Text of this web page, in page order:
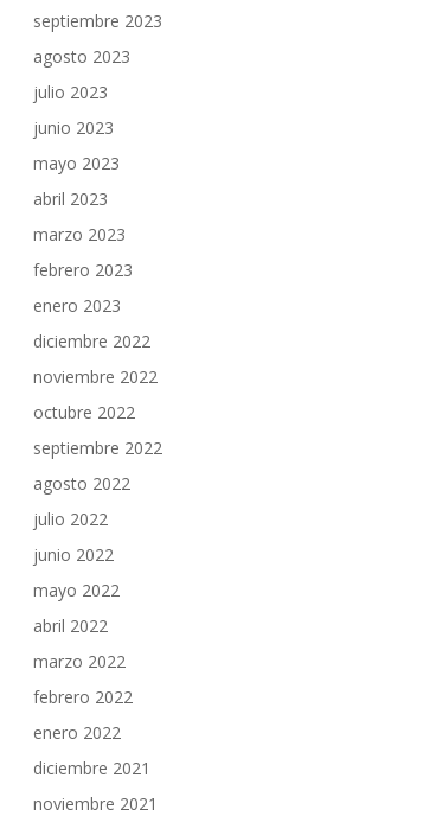
septiembre 2023
agosto 2023
julio 2023
junio 2023
mayo 2023
abril 2023
marzo 2023
febrero 2023
enero 2023
diciembre 2022
noviembre 2022
octubre 2022
septiembre 2022
agosto 2022
julio 2022
junio 2022
mayo 2022
abril 2022
marzo 2022
febrero 2022
enero 2022
diciembre 2021
noviembre 2021